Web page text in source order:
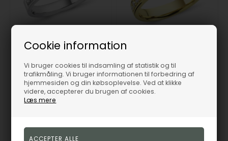
Cookie information
Vi bruger cookies til indsamling af statistik og til
trafikmåling. Vi bruger informationen til forbedring af
hjemmesiden og din købsoplevelse. Ved at klikke
videre, accepterer du brugen af cookies.
Læs mere
NURAN
8.966,00 DKK
Vejl. udsalgspris11.069,00
A3901-HVG
NURAN
8.326,00 DKK
Vejl. udsalgspris
A3900-RG